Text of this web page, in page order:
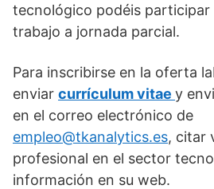
tecnológico podéis
trabajo a jornada parcial.
Para inscribirse en la oferta
enviar currículum vitae y
en el correo electrónico de
empleo@tkanalytics.es, citar
profesional en el sector
información en su web.